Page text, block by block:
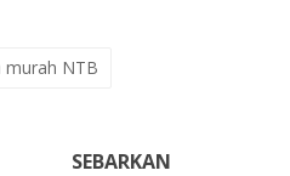
murah NTB
SEBARKAN